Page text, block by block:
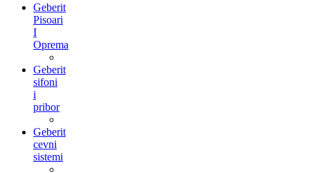
Geberit
Pisoari
I
Oprema
Geberit
sifoni
i
pribor
Geberit
cevni
sistemi